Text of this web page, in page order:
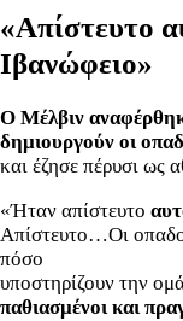
«Απίστευτο
Ιβανώφειο»
Ο Μέλβιν
δημιουργούν οι
και έζησε πέρυσι
«Ήταν απίστευτο
Απίστευτο…Οι
πόσο
υποστηρίζουν την
παθιασμένοι και